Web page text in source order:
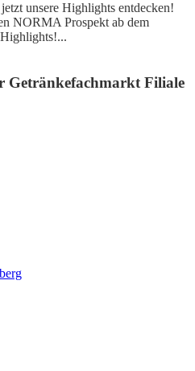
unsere Highlights entdecken!
NORMA Prospekt ab dem
...
Getränkefachmarkt Filiale